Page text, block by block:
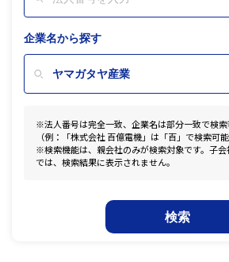
企業名から探す
※法人番号は完全一致、企業名は部分一致で検索
（例：「株式会社 百億電機」は「百」で検索可能
※検索機能は、親会社のみが検索対象です。子
では、検索結果に表示されません。
検索